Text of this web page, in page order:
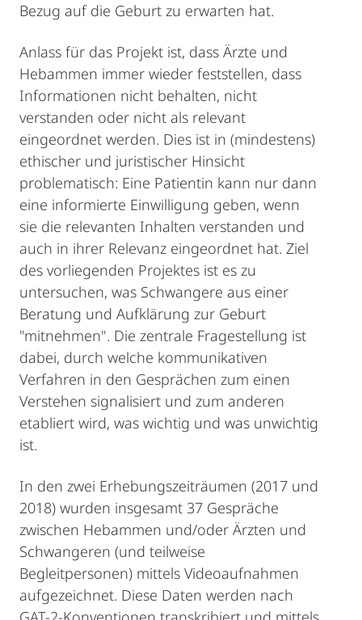
Bezug auf die Geburt zu erwarten hat.
Anlass für das Projekt ist, dass Ärzte und
Hebammen immer wieder feststellen, dass
Informationen nicht behalten, nicht
verstanden oder nicht als relevant
eingeordnet werden. Dies ist in (mindestens)
ethischer und juristischer Hinsicht
problematisch: Eine Patientin kann nur dann
eine informierte Einwilligung geben, wenn
sie die relevanten Inhalten verstanden und
auch in ihrer Relevanz eingeordnet hat. Ziel
des vorliegenden Projektes ist es zu
untersuchen, was Schwangere aus einer
Beratung und Aufklärung zur Geburt
"mitnehmen". Die zentrale Fragestellung ist
dabei, durch welche kommunikativen
Verfahren in den Gesprächen zum einen
Verstehen signalisiert und zum anderen
etabliert wird, was wichtig und was unwichtig
ist.
In den zwei Erhebungszeiträumen (2017 und
2018) wurden insgesamt 37 Gespräche
zwischen Hebammen und/oder Ärzten und
Schwangeren (und teilweise
Begleitpersonen) mittels Videoaufnahmen
aufgezeichnet. Diese Daten werden nach